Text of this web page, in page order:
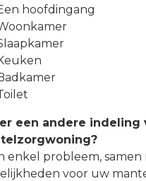
hoofdingang
een andere indeling
enkel probleem,
voor uw